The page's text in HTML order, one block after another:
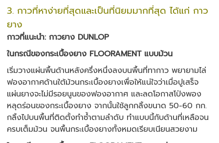
3. กาวที่หาง่ายที่สุดและเป็นที่นิยมมากที่สุด ได้แก่ กาว
ยาง
กาวที่แนะนำ: กาวยาง DUNLOP
ในกรณีของกระเบื้องยาง FLOORAMENT แบบม้วน
เริ่มวางแผ่นพื้นด้านหลังครึ่งหนึ่งลงบนพื้นที่ทากาว พยายามไล่
ฟองอากาศด้านใต้ม้วนกระเบื้องยางเพื่อให้แน่ใจว่าเมื่อปูเสร็จ
แผ่นยางจะไม่มีรอยนูนของฟองอากาศ และลดโอกาสโป่งพอง
หลุดร่อนของกระเบื้องยาง จากนั้นใช้ลูกกลิ้งขนาด 50-60 กก.
กลิ้งไปบนพื้นที่ติดตั้งทำซ้ำตามลำดับ ทำแบบนี้กับด้านที่เหลือจน
ครบเต็มม้วน จนพื้นกระเบื้องยางทั้งหมดเรียบเนียนสวยงาม